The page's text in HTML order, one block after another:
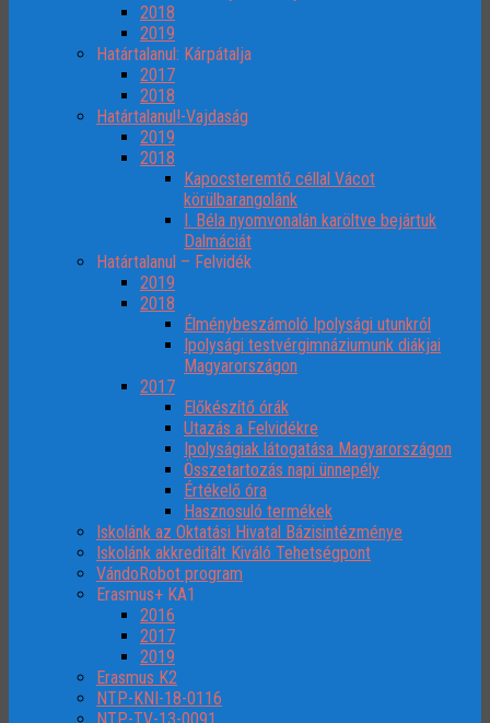
2018
2019
Határtalanul: Kárpátalja
2017
2018
Határtalanul!-Vajdaság
2019
2018
Kapocsteremtő céllal Vácot
körülbarangolánk
I. Béla nyomvonalán karöltve bejártuk
Dalmáciát
Határtalanul – Felvidék
2019
2018
Élménybeszámoló Ipolysági utunkról
Ipolysági testvérgimnáziumunk diákjai
Magyarországon
2017
Előkészítő órák
Utazás a Felvidékre
Ipolyságiak látogatása Magyarországon
Összetartozás napi ünnepély
Értékelő óra
Hasznosuló termékek
Iskolánk az Oktatási Hivatal Bázisintézménye
Iskolánk akkreditált Kiváló Tehetségpont
VándoRobot program
Erasmus+ KA1
2016
2017
2019
Erasmus K2
NTP-KNI-18-0116